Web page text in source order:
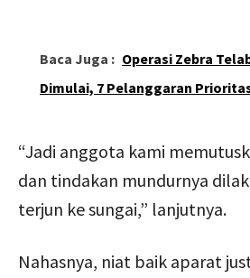
Baca Juga : Operasi Zebra
Dimulai, 7 Pelanggaran
“Jadi anggota kami
dan tindakan mundurnya
terjun ke sungai,” lanjutnya.
Nahasnya, niat baik aparat